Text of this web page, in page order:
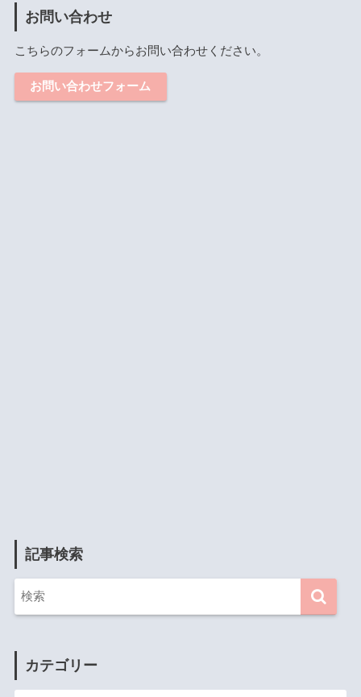
お問い合わせ
こちらのフォームからお問い合わせください。
お問い合わせフォーム
記事検索
カテゴリー